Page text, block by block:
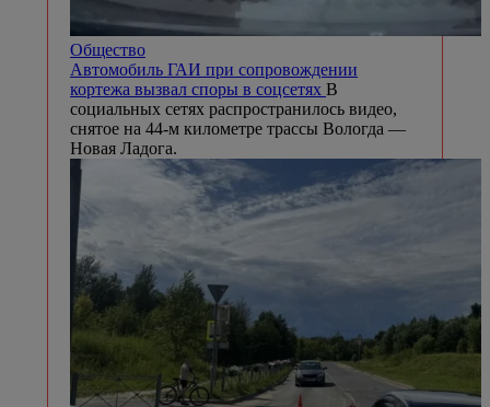
Общество
Автомобиль ГАИ при сопровождении
кортежа вызвал споры в соцсетях В
социальных сетях распространилось видео,
снятое на 44-м километре трассы Вологда —
Новая Ладога.